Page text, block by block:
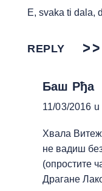
E, svaka ti dala,
REPLY
Баш Рђа
11/03/2016 u
Хвала
не вадиш
(опростите
Драгане